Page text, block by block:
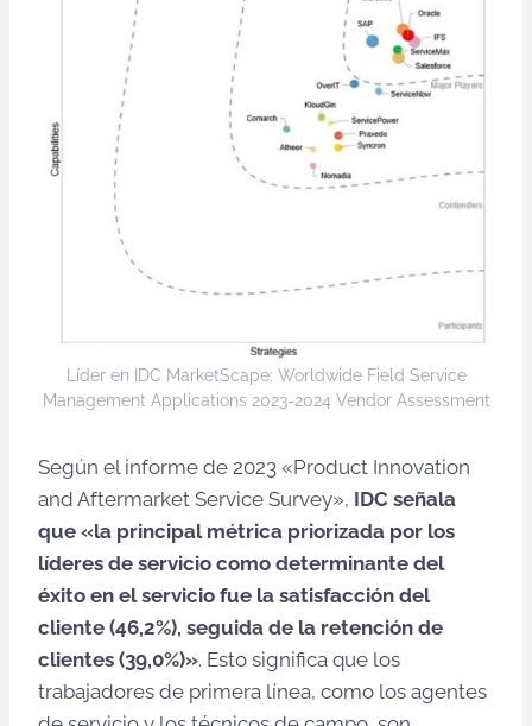
Líder en IDC MarketScape: Worldwide Field Service
Management Applications 2023-2024 Vendor Assessment
Según el informe de 2023 «Product Innovation
and Aftermarket Service Survey», IDC señala
que «la principal métrica priorizada por los
líderes de servicio como determinante del
éxito en el servicio fue la satisfacción del
cliente (46,2%), seguida de la retención de
clientes (39,0%)». Esto significa que los
trabajadores de primera línea, como los agentes